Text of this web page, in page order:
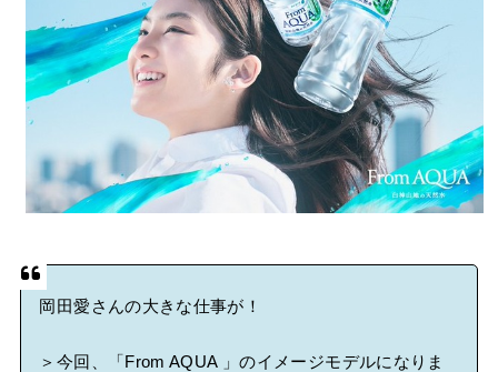
Powered by livedoor 相互RSS
岡田愛さんの大きな仕事が！
＞今回、「From AQUA 」のイメージモデルになりま